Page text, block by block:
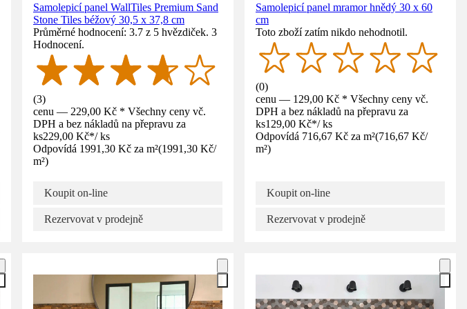
Samolepicí panel WallTiles Premium Sand
Stone Tiles béžový 30,5 x 37,8 cm
Průměrné hodnocení: 3.7 z 5 hvězdiček. 3
Hodnocení.
(3)
cenu — 229,00 Kč * Všechny ceny vč.
DPH a bez nákladů na přepravu za
ks229,00 Kč*/ ks
Odpovídá 1991,30 Kč za m²(1991,30 Kč/
m²)
Koupit on-line
Rezervovat v prodejně
Samolepicí panel mramor hnědý 30 x 60
cm
Toto zboží zatím nikdo nehodnotil.
(0)
cenu — 129,00 Kč * Všechny ceny vč.
DPH a bez nákladů na přepravu za
ks129,00 Kč*/ ks
Odpovídá 716,67 Kč za m²(716,67 Kč/
m²)
Koupit on-line
Rezervovat v prodejně